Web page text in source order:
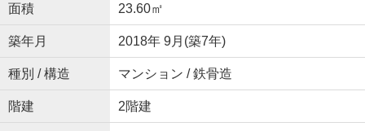
面積 23.60㎡
築年月 2018年 9月(築7年)
種別 / 構造 マンション / 鉄骨造
階建 2階建